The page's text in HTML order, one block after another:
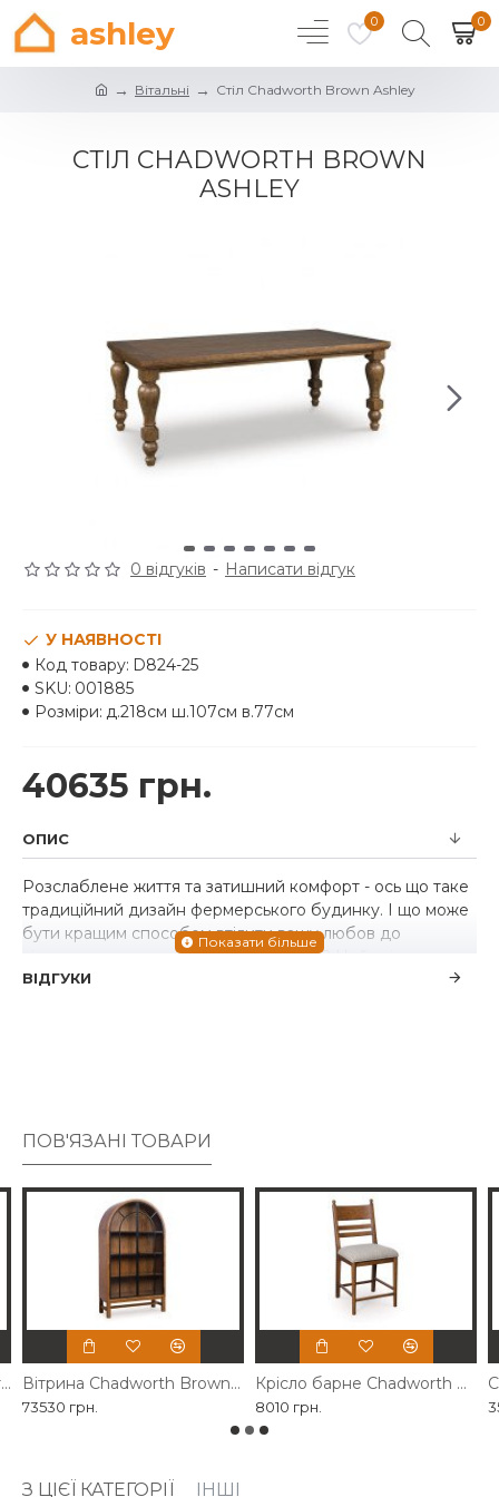
ashley 0 0
Вітальні Стіл Chadworth Brown Ashley
СТІЛ CHADWORTH BROWN
ASHLEY
0 відгуків - Написати відгук
40635 грн.
У НАЯВНОСТІ
Код товару: D824-25
SKU: 001885
Розміри: д.218см ш.107см в.77см
ОПИС
Розслаблене життя та затишний комфорт - ось що таке
традиційний дизайн фермерського будинку. І що може
бути кращим способом втілити вашу любов до
сільського стилю, ніж цей обідній стіл? Цей стіл, що
відзначає красу простоти, поєднує функціональність з
ВІДГУКИ
ПОВ'ЯЗАНІ ТОВАРИ
Крісло м'яке Chadworth Brown Ashley Вітрина Chadworth Brown Ashley
73530 грн.
Крісло барне Chadworth Brown Ashley
8010 грн.
З ЦІЄЇ КАТЕГОРІЇ ІНШІ